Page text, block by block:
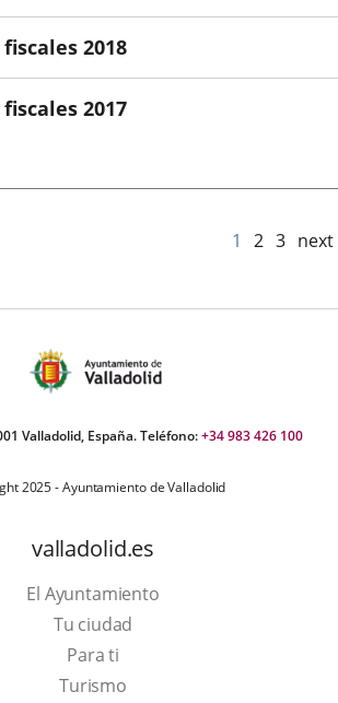
2018
2017
1 2 3 next
Valladolid, España. Teléfono:+34 983 426 100
2025 - Ayuntamiento de Valladolid
valladolid.es
El Ayuntamiento
Tu ciudad
Para ti
TurismoThis